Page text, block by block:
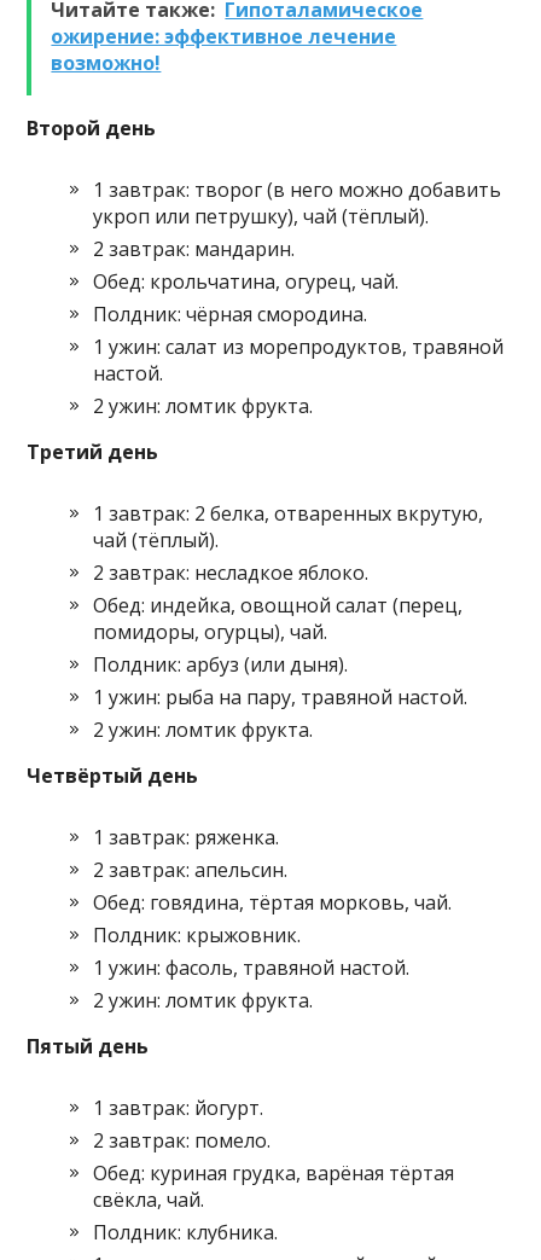
Читайте также: Гипоталамическое
ожирение: эффективное лечение
возможно!
Второй день
1 завтрак: творог (в него можно добавить
укроп или петрушку), чай (тёплый).
2 завтрак: мандарин.
Обед: крольчатина, огурец, чай.
Полдник: чёрная смородина.
1 ужин: салат из морепродуктов, травяной
настой.
2 ужин: ломтик фрукта.
Третий день
1 завтрак: 2 белка, отваренных вкрутую,
чай (тёплый).
2 завтрак: несладкое яблоко.
Обед: индейка, овощной салат (перец,
помидоры, огурцы), чай.
Полдник: арбуз (или дыня).
1 ужин: рыба на пару, травяной настой.
2 ужин: ломтик фрукта.
Четвёртый день
1 завтрак: ряженка.
2 завтрак: апельсин.
Обед: говядина, тёртая морковь, чай.
Полдник: крыжовник.
1 ужин: фасоль, травяной настой.
2 ужин: ломтик фрукта.
Пятый день
1 завтрак: йогурт.
2 завтрак: помело.
Обед: куриная грудка, варёная тёртая
свёкла, чай.
Полдник: клубника.